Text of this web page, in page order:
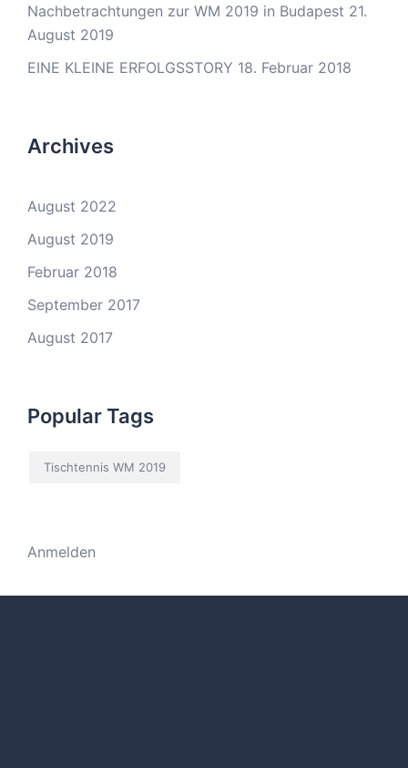
Nachbetrachtungen zur WM 2019 in Budapest 21.
August 2019
EINE KLEINE ERFOLGSSTORY 18. Februar 2018
Archives
August 2022
August 2019
Februar 2018
September 2017
August 2017
Popular Tags
Tischtennis WM 2019
Anmelden